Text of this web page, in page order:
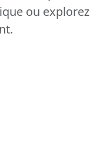
ou explorez